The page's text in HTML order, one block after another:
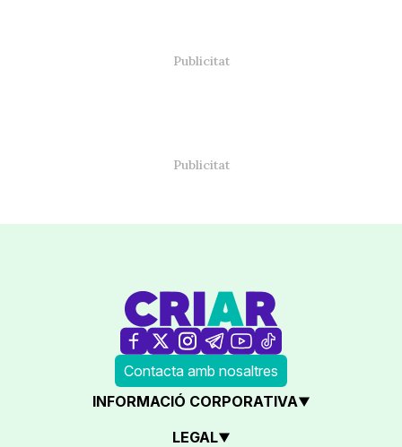
Contacta amb nosaltres
INFORMACIÓ CORPORATIVA
LEGAL